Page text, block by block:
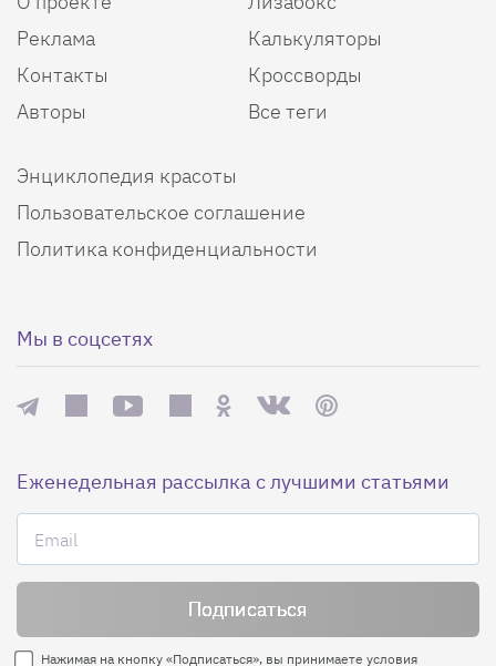
Реклама
Контакты
Авторы
Калькуляторы
Кроссворды
Все теги
Энциклопедия красоты
Пользовательское соглашение
Политика конфиденциальности
Мы в соцсетях
Еженедельная рассылка с лучшими статьями
Нажимая на кнопку «Подписаться», вы принимаете условия